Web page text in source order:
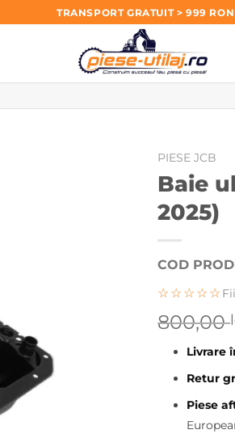
TRANSPORT GRATUIT > 999 RON
PIESE JCB
Baie
2025)
COD
☆☆☆☆☆
800,00
Livrare
Retur
Piese